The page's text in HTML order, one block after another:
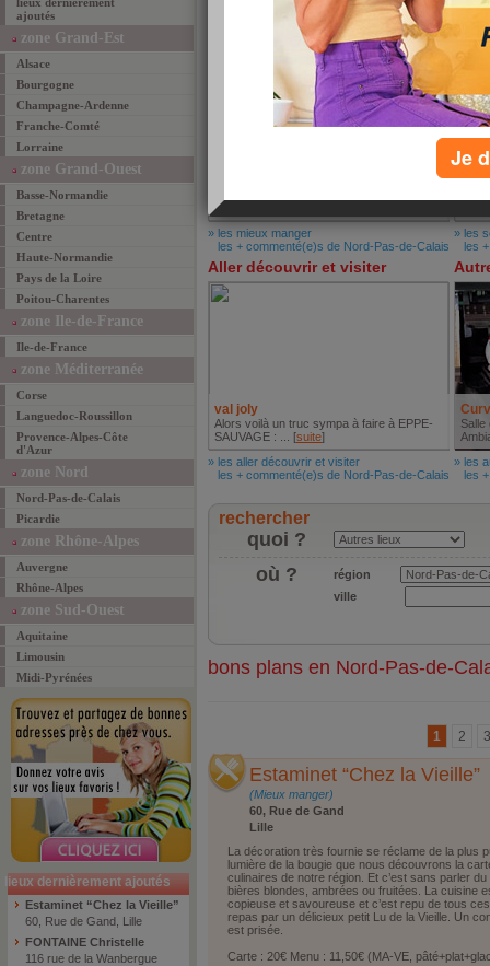
ajoutés
zone Grand-Est
Alsace
Bourgogne
Champagne-Ardenne
Franche-Comté
Lorraine
zone Grand-Ouest
Basse-Normandie
Bretagne
Centre
Haute-Normandie
Pays de la Loire
Poitou-Charentes
zone Ile-de-France
Ile-de-France
zone Méditerranée
Corse
Languedoc-Roussillon
Provence-Alpes-Côte
d'Azur
zone Nord
Nord-Pas-de-Calais
Picardie
zone Rhône-Alpes
Auvergne
Rhône-Alpes
zone Sud-Ouest
Aquitaine
Limousin
Midi-Pyrénées
lieux dernièrement ajoutés
Estaminet “Chez la Vieille”
60, Rue de Gand, Lille
FONTAINE Christelle
116 rue de la Wanbergue
Mieux manger
conviviale [
» les mieux manger
les + commenté(e)s de Nord-Pas-de-Calais
Se
au
» les
les +
Aller découvrir et visiter
val joly
Alors voilà un truc sympa à faire à EPPE-
SAUVAGE : ... [suite]
» les aller découvrir et visiter
les + commenté(e)s de Nord-Pas-de-Calais
» les
les +
rechercher
quoi ?
où ?
région
ville
bons plans en Nord-Pas-de-
3
2
1
Estaminet “Chez la Vieille”
(Mieux manger)
60, Rue de Gand
Lille
La décoration très fournie se réclame de la plus
lumière de la bougie que nous découvrons la
culinaires de notre région. Et c’est sans parler
bières blondes, ambrées ou fruitées. La cuisine
copieuse et savoureuse et c’est repu de tous
repas par un délicieux petit Lu de la Vieille. Un
est prisée.
Carte : 20€ Menu : 11,50€ (MA-VE,
Je